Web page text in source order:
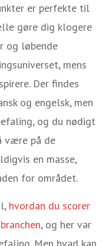
er perfekte til
gøre dig klogere
og løbende
mens
Der findes
og engelsk, men
og du nødigt
være på de
en masse,
for området.
hvordan du scorer
, og her var